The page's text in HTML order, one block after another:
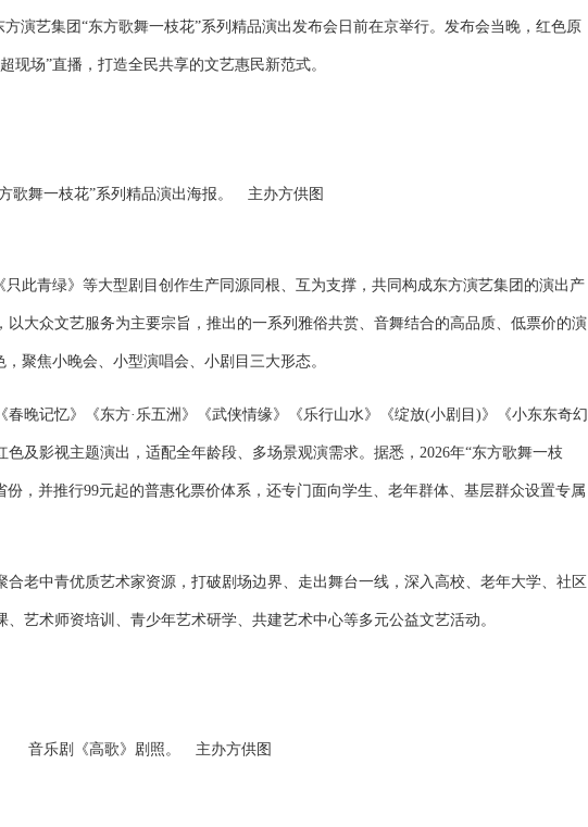
艺集团“东方歌舞一枝花”系列精品演出发布会日前在京举行。发布会当晚，红色原
现场”直播，打造全民共享的文艺惠民新范式。
歌舞一枝花”系列精品演出海报。 主办方供图
此青绿》等大型剧目创作生产同源同根、互为支撑，共同构成东方演艺集团的演出产
大众文艺服务为主要宗旨，推出的一系列雅俗共赏、音舞结合的高品质、低票价的演
聚焦小晚会、小型演唱会、小剧目三大形态。
记忆》《东方·乐五洲》《武侠情缘》《乐行山水》《绽放(小剧目)》《小东东奇幻
及影视主题演出，适配全年龄段、多场景观演需求。据悉，2026年“东方歌舞一枝
，并推行99元起的普惠化票价体系，还专门面向学生、老年群体、基层群众设置专属
中青优质艺术家资源，打破剧场边界、走出舞台一线，深入高校、老年大学、社区
艺术师资培训、青少年艺术研学、共建艺术中心等多元公益文艺活动。
音乐剧《高歌》剧照。 主办方供图